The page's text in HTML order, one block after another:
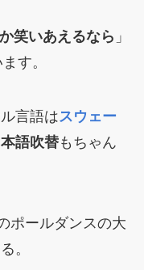
笑いあえるなら 」
す。
言語はスウェー
本語吹替もちゃん
ポールダンスの大
。